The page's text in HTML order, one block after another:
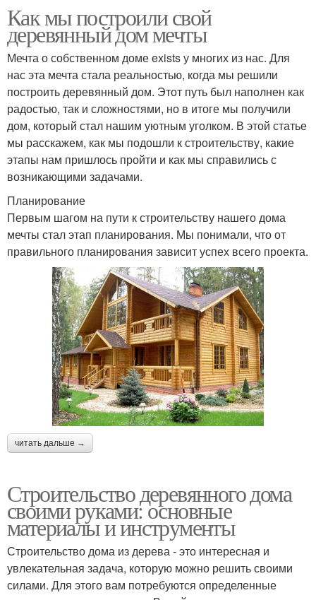
Как мы построили свой
деревянный дом мечты
Мечта о собственном доме exists у многих из нас. Для
нас эта мечта стала реальностью, когда мы решили
построить деревянный дом. Этот путь был наполнен как
радостью, так и сложностями, но в итоге мы получили
дом, который стал нашим уютным уголком. В этой статье
мы расскажем, как мы подошли к строительству, какие
этапы нам пришлось пройти и как мы справились с
возникающими задачами.
Планирование
Первым шагом на пути к строительству нашего дома
мечты стал этап планирования. Мы понимали, что от
правильного планирования зависит успех всего проекта.
читать дальше →
Строительство деревянного дома
своими руками: основные
материалы и инструменты
Строительство дома из дерева - это интересная и
увлекательная задача, которую можно решить своими
силами. Для этого вам потребуются определенные